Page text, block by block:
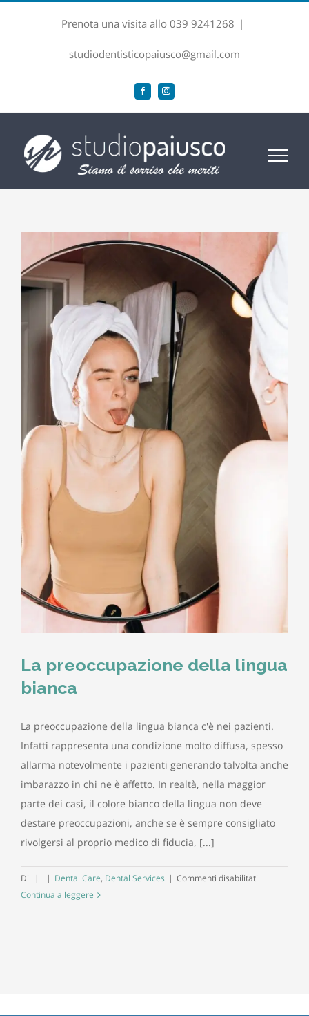
Prenota una visita allo 039 9241268 |
studiodentisticopaiusco@gmail.com
FacebookInstagram
La preoccupazione della lingua
bianca
La preoccupazione della lingua bianca c'è nei pazienti.
Infatti rappresenta una condizione molto diffusa, spesso
allarma notevolmente i pazienti generando talvolta anche
imbarazzo in chi ne è affetto. In realtà, nella maggior
parte dei casi, il colore bianco della lingua non deve
destare preoccupazioni, anche se è sempre consigliato
rivolgersi al proprio medico di fiducia, [...]
Di | | Dental Care, Dental Services | Commenti disabilitati
Continua a leggere